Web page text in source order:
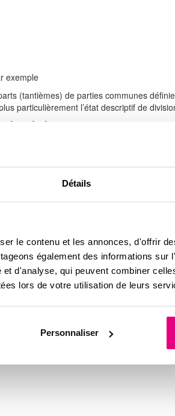
Détails
le contenu et les annonces, d'offrir
également des informations sur
d'analyse, qui peuvent combiner
lors de votre utilisation de leurs
Personnaliser
exemple
(tantièmes) de parties communes
particulièrement l’état descriptif de
générale.
le législateur demande de
sauf dans le cas de l’existence
utile en cas de vente).
réparties en fonction de l’utilité